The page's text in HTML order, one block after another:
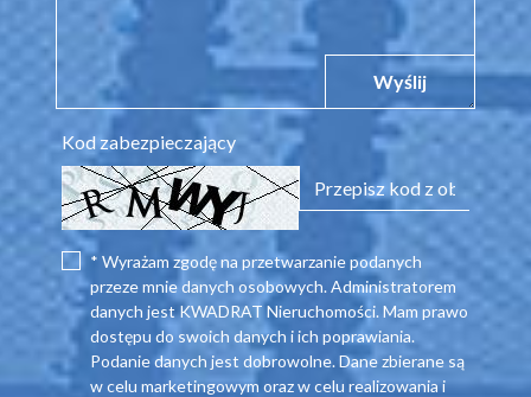
Wyślij
Kod zabezpieczający
* Wyrażam zgodę na przetwarzanie podanych
przeze mnie danych osobowych. Administratorem
danych jest KWADRAT Nieruchomości. Mam prawo
dostępu do swoich danych i ich poprawiania.
Podanie danych jest dobrowolne. Dane zbierane są
w celu marketingowym oraz w celu realizowania i